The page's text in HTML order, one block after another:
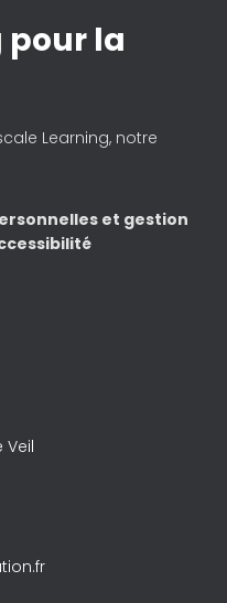
pour la
Learning, notre
et gestion
Veil